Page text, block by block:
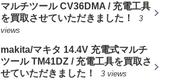
マルチツール CV36DMA / 充電工具
を買取させていただきました！
3
views
makita/マキタ 14.4V 充電式マルチ
ツール TM41DZ / 充電工具を買取さ
せていただきました！
3 views